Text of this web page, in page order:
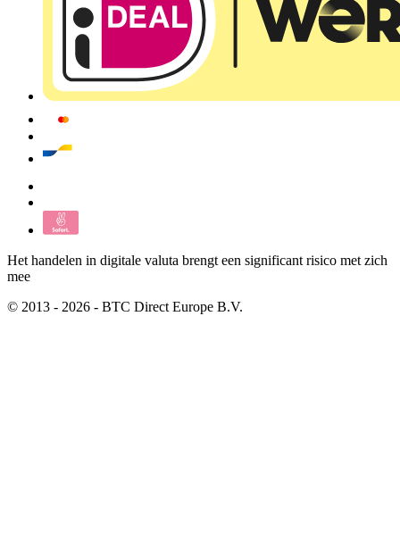
Het handelen in digitale valuta brengt een significant risico met zich
mee
© 2013 - 2026 - BTC Direct Europe B.V.